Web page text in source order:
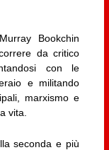
Bookchin
da critico
con le
e militando
marxismo e
vita.
seconda e più